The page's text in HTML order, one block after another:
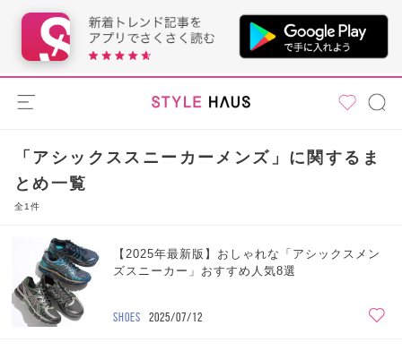
「アシックススニーカーメンズ」に関するま
とめ一覧
全1件
【2025年最新版】おしゃれな「アシックスメン
ズスニーカー」おすすめ人気8選
SHOES 2025/07/12